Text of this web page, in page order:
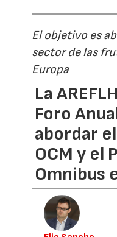
El objetivo es
sector de las
Europa
La
Foro
abordar
OCM y el
Omnibus